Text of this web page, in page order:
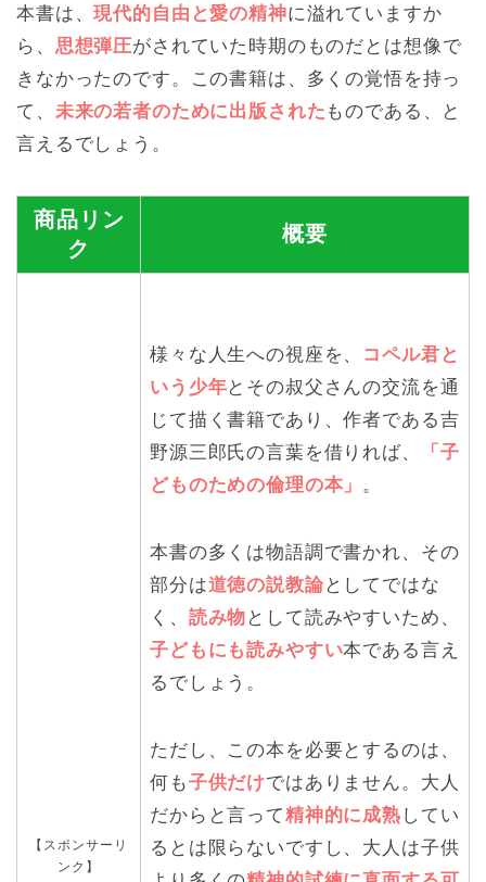
本書は、現代的自由と愛の精神に溢れていますか
ら、 思想弾圧がされていた時期のものだとは想像で
きなかったのです。この書籍は、多くの覚悟を持っ
て、 未来の若者のために出版された ものである、と
言えるでしょう。
商品リン
ク
概要
【スポンサーリ
ンク】
様々な人生への視座を、 コペル君と
いう少年とその叔父さんの交流を通
じて描く書籍であり、作者である吉
野源三郎氏の言葉を借りれば、
「子
どものための倫理の本」 。
本書の多くは物語調で書かれ、その
部分は道徳の説教論 としてではな
く、 読み物 として読みやすいため、
子どもにも読みやすい本である言え
るでしょう。
ただし、この本を必要とするのは、
何も子供だけではありません。大人
だからと言って精神的に成熟 してい
るとは限らないですし、大人は子供